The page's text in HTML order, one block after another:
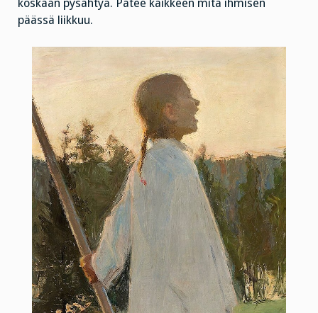
koskaan pysähtyä. Pätee kaikkeen mitä ihmisen
päässä liikkuu.